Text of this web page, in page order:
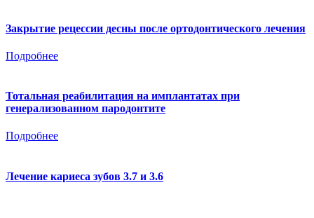
Закрытие рецессии десны после ортодонтического лечения
Подробнее
Тотальная реабилитация на имплантатах при
генерализованном пародонтите
Подробнее
Лечение кариеса зубов 3.7 и 3.6